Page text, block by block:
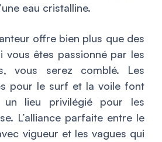
eau cristalline.
offre bien plus que des
vous êtes passionné par les
vous serez comblé. Les
pour le surf et la voile font
lieu privilégié pour les
L’alliance parfaite entre le
vigueur et les vagues qui